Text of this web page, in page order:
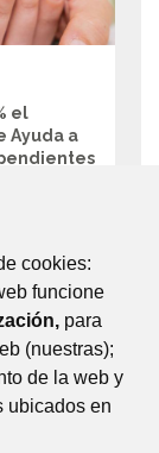
cookies:
funcione
para
(nuestras);
de la web y
ubicados en
el
Ayuda a
a este